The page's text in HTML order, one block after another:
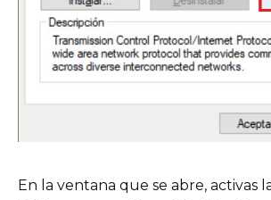
En la ventana que se abre, activas